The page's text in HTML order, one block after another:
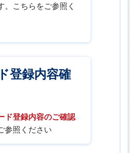
。こちらをご参照く
登録内容確
ド登録内容のご確認
参照ください